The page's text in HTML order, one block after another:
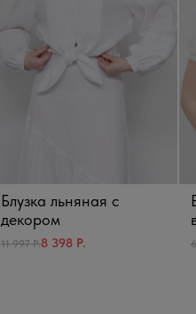
Блузка льняная с
декором
11 997 Р.8 398 Р.